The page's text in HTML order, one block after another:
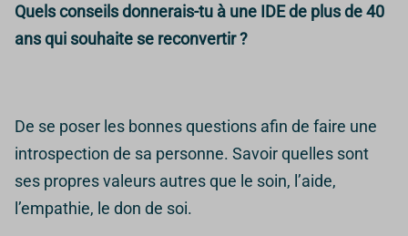
Quels conseils donnerais-tu à une IDE de plus de 40
ans qui souhaite se reconvertir ?
De se poser les bonnes questions afin de faire une
introspection de sa personne. Savoir quelles sont
ses propres valeurs autres que le soin, l’aide,
l’empathie, le don de soi.